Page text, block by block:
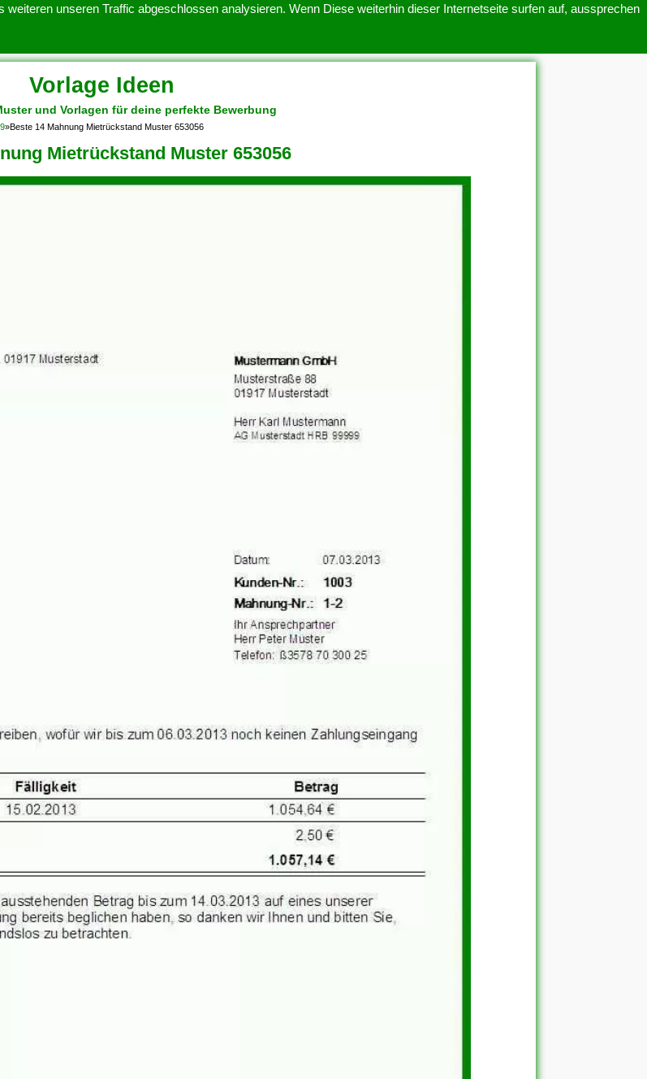
unseren Traffic abgeschlossen analysieren. Wenn Diese weiterhin dieser Internetseite surfen auf, aussprechen
Vorlage Ideen
KONTAKT NUTZUNGSBEDINGUNGEN
und Vorlagen für deine perfekte Bewerbung
»Beste 14 Mahnung Mietrückstand Muster 653056
Mietrückstand Muster 653056